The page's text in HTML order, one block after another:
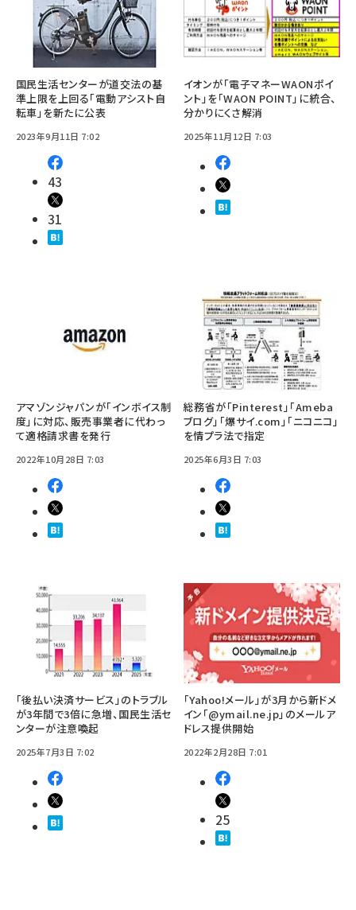
国民生活センターが道交法の基
準上限を上回る「電動アシスト自
転車」を新たに公表
2023年9月11日 7:02
43
31
イオンが「電子マネーWAONポイ
ント」を「WAON POINT」に統合、
分かりにくさ解消
2025年11月12日 7:03
アマゾンジャパンが「インボイス制
度」に対応、販売事業者に代わっ
て適格請求書を発行
2022年10月28日 7:03
総務省が「Pinterest」「Ameba
ブログ」「爆サイ.com」「ニコニコ」
を情プラ法で指定
2025年6月3日 7:03
「後払い決済サービス」のトラブル
が3年間で3倍に急増、国民生活セ
ンターが注意喚起
2025年7月3日 7:02
「Yahoo!メール」が3月から新ドメ
イン「@ymail.ne.jp」のメールア
ドレス提供開始
2022年2月28日 7:01
25